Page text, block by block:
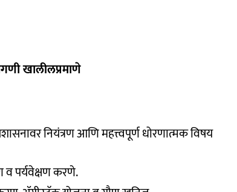
खालीलप्रमाणे
नियंत्रण आणि महत्त्वपूर्ण धोरणात्मक विषय
व पर्यवेक्षण करणे.